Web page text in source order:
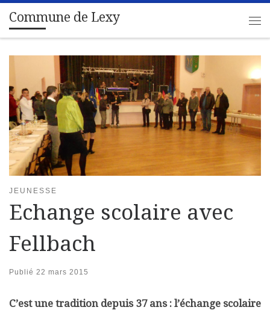
Passer au contenu
Commune de Lexy
JEUNESSE
Echange scolaire avec
Fellbach
Publié 22 mars 2015
C’est une tradition depuis 37 ans : l’échange scolaire